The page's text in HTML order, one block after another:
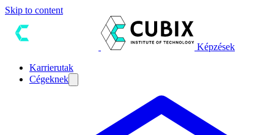
Skip to content
Képzések
Karrierutak
Cégeknek